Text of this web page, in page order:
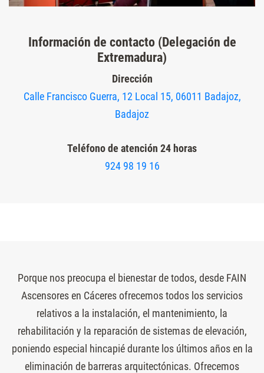
Información de contacto (Delegación de
Extremadura)
Dirección
Calle Francisco Guerra, 12 Local 15, 06011 Badajoz,
Badajoz
Teléfono de atención 24 horas
924 98 19 16
Porque nos preocupa el bienestar de todos, desde FAIN
Ascensores en Cáceres ofrecemos todos los servicios
relativos a la instalación, el mantenimiento, la
rehabilitación y la reparación de sistemas de elevación,
poniendo especial hincapié durante los últimos años en la
eliminación de barreras arquitectónicas. Ofrecemos